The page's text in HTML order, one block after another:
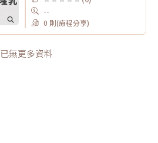
--
0 則(療程分享)
已無更多資料